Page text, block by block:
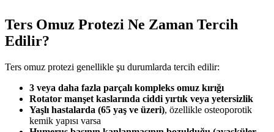
Ters Omuz Protezi Ne Zaman Tercih
Edilir?
Ters omuz protezi genellikle şu durumlarda tercih edilir:
3 veya daha fazla parçalı kompleks omuz kırığı
Rotator manşet kaslarında ciddi yırtık veya yetersizlik
Yaşlı hastalarda (65 yaş ve üzeri), özellikle osteoporotik
kemik yapısı varsa